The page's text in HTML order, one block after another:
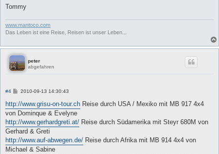
Tommy
www.mantoco.com
Das Leben ist eine Reise, Reisen ist unser Leben...
peter
abgefahren
#4
B
i
t
r
a
g
2010-09-13 14:30:43
http://www.grisu-on-tour.ch Reise durch USA / Mexiko mit MB 917 4x4
von Dominque & Evelyne
http://www.gerhardgreti.at/ Reise durch Südamerika mit Steyr 680M von
Gerhard & Greti
http://www.auf-abwegen.de/ Reise durch Afrika mit MB 914 4x4 von
Michael & Sabine